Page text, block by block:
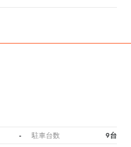
- 駐車台数 9台